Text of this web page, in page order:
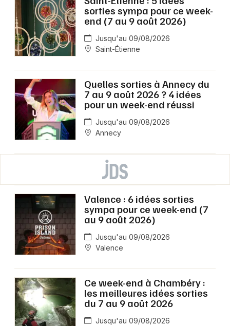
sorties sympa pour ce week-
end (7 au 9 août 2026)
Jusqu'au 09/08/2026
Saint-Étienne
Quelles sorties à Annecy du
7 au 9 août 2026 ? 4 idées
pour un week-end réussi
Jusqu'au 09/08/2026
Annecy
Valence : 6 idées sorties
sympa pour ce week-end (7
au 9 août 2026)
Jusqu'au 09/08/2026
Valence
Ce week-end à Chambéry :
les meilleures idées sorties
du 7 au 9 août 2026
Jusqu'au 09/08/2026